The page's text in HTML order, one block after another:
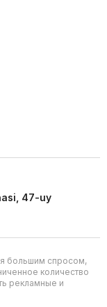
47-uy
большим спросом,
количество
рекламные и